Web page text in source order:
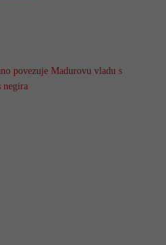
povezuje Madurovu vladu s
negira